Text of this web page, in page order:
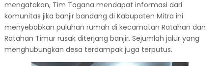
mengatakan, Tim Tagana mendapat informasi dari
komunitas jika banjir bandang di Kabupaten Mitra ini
menyebabkan puluhan rumah di kecamatan Ratahan dan
Ratahan Timur rusak diterjang banjir. Sejumlah jalur yang
menghubungkan desa terdampak juga terputus.